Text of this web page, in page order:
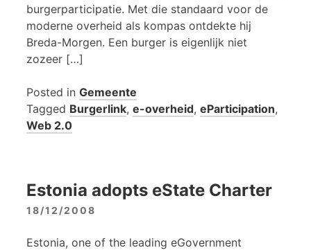
burgerparticipatie. Met die standaard voor de
moderne overheid als kompas ontdekte hij
Breda-Morgen. Een burger is eigenlijk niet
zozeer […]
Posted in Gemeente
Tagged Burgerlink, e-overheid, eParticipation,
Web 2.0
Estonia adopts eState Charter
18/12/2008
Estonia, one of the leading eGovernment